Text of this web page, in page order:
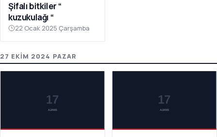
Şifalı bitkiler “
kuzukulağı “
22 Ocak 2025 Çarşamba
27 EKIM 2024 PAZAR